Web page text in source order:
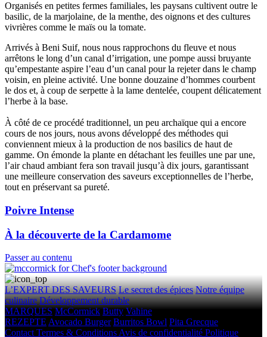
Organisés en petites fermes familiales, les paysans cultivent outre le
basilic, de la marjolaine, de la menthe, des oignons et des cultures
vivrières comme le maïs ou la tomate.
Arrivés à Beni Suif, nous nous rapprochons du fleuve et nous
arrêtons le long d’un canal d’irrigation, une pompe aussi bruyante
qu’empestante aspire l’eau d’un canal pour la rejeter dans le champ
voisin, en pleine activité. Une bonne douzaine d’hommes courbent
le dos et, à coup de serpette à la lame dentelée, coupent délicatement
l’herbe à la base.
À côté de ce procédé traditionnel, un peu archaïque qui a encore
cours de nos jours, nous avons développé des méthodes qui
conviennent mieux à la production de nos basilics de haut de
gamme. On émonde la plante en détachant les feuilles une par une,
l’air chaud ambiant fera son travail jusqu’à dix jours, garantissant
une meilleure conservation des saveurs exceptionnelles de l’herbe,
tout en préservant sa pureté.
Poivre Intense
À la découverte de la Cardamome
Passer au contenu
L’EXPERT DES SAVEURS Le secret des épices Notre équipe
culinaire Développement durable
MARQUES McCormick Butty Vahine
REZEPTE Avocado Burger Burritos Bowl Pita Grecque
Contact Termes & Conditions Avis de confidentialité Politique